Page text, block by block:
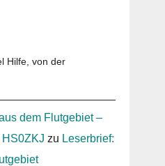
Hilfe, von der
dem Flutgebiet –
HS0ZKJ zu Leserbrief: